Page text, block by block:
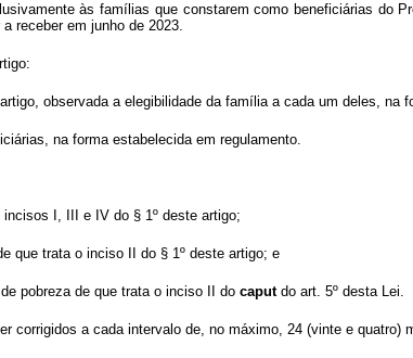
às famílias que constarem como beneficiárias do
receber em junho de 2023.
observada a elegibilidade da família a cada um deles, na
na forma estabelecida em regulamento.
I, III e IV do § 1º deste artigo;
que trata o inciso II do § 1º deste artigo; e
pobreza de que trata o inciso II do caputdo art. 5º desta Lei.
corrigidos a cada intervalo de, no máximo, 24 (vinte e